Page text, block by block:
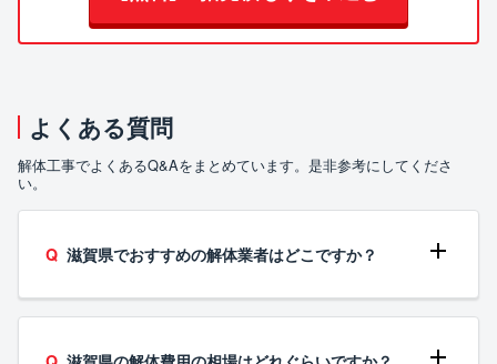
よくある質問
解体工事でよくあるQ&Aをまとめています。是非参考にしてくださ
い。
滋賀県でおすすめの解体業者はどこですか？